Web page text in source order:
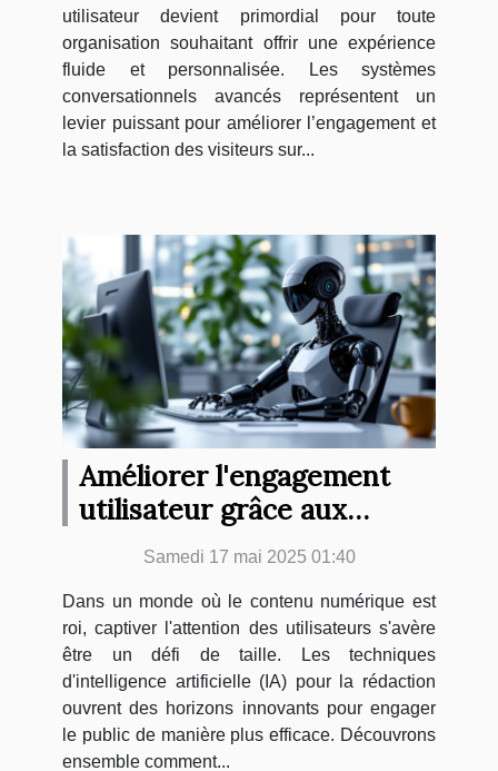
utilisateur devient primordial pour toute
organisation souhaitant offrir une expérience
fluide et personnalisée. Les systèmes
conversationnels avancés représentent un
levier puissant pour améliorer l’engagement et
la satisfaction des visiteurs sur...
Améliorer l'engagement
utilisateur grâce aux
techniques IA de rédaction
Samedi 17 mai 2025 01:40
Dans un monde où le contenu numérique est
roi, captiver l'attention des utilisateurs s'avère
être un défi de taille. Les techniques
d'intelligence artificielle (IA) pour la rédaction
ouvrent des horizons innovants pour engager
le public de manière plus efficace. Découvrons
ensemble comment...